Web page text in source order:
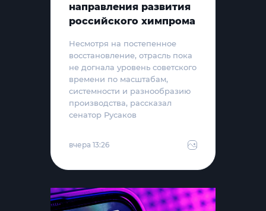
направления развития
российского химпрома
Несмотря на постепенное
восстановление, отрасль пока
не догнала уровень советского
времени по масштабам,
системности и разнообразию
производства, рассказал
сенатор Русаков
вчера 13:26